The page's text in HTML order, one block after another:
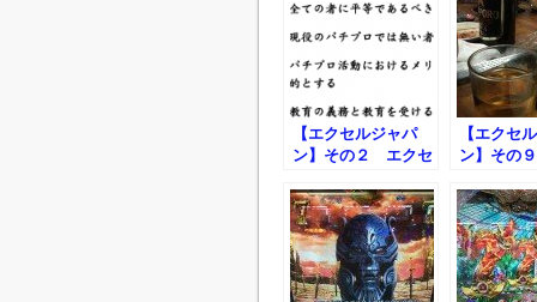
【エクセルジャパ
ン】その２ エクセ
行ってみた
【エクセ
ン】その
に行って